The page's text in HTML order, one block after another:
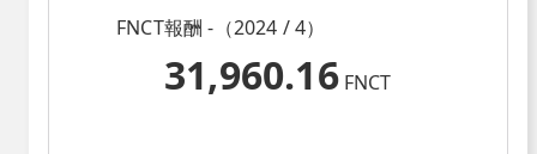
FNCT報酬 -（2024 / 4）
31,960.16 FNCT